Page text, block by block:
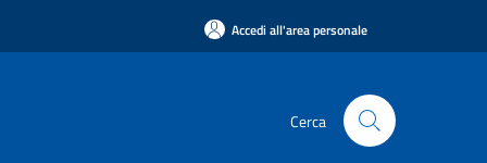
Accedi all'area personale
Cerca